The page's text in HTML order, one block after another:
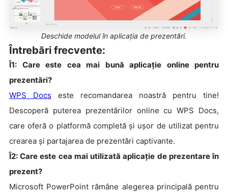
Deschide modelul în aplicația de prezentări.
Întrebări frecvente:
Î1: Care este cea mai bună aplicație online pentru
prezentări?
WPS Docs este recomandarea noastră pentru tine!
Descoperă puterea prezentărilor online cu WPS Docs,
care oferă o platformă completă și ușor de utilizat pentru
crearea și partajarea de prezentări captivante.
Î2: Care este cea mai utilizată aplicație de prezentare în
prezent?
Microsoft PowerPoint rămâne alegerea principală pentru